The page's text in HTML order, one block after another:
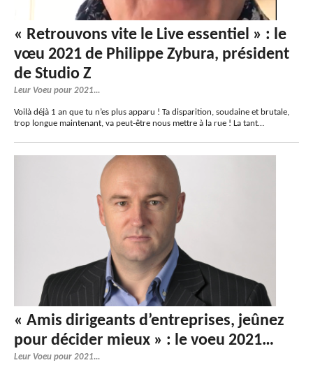
« Retrouvons vite le Live essentiel » : le
vœu 2021 de Philippe Zybura, président
de Studio Z
Leur Voeu pour 2021...
Voilà déjà 1 an que tu n’es plus apparu ! Ta disparition, soudaine et brutale,
trop longue maintenant, va peut-être nous mettre à la rue ! La tant…
« Amis dirigeants d’entreprises, jeûnez
pour décider mieux » : le voeu 2021…
Leur Voeu pour 2021...